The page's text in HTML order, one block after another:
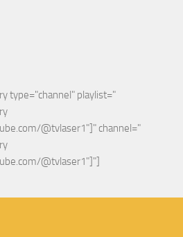
type="channel" playlist="
@tvlaser1"]" channel="
@tvlaser1"]"]